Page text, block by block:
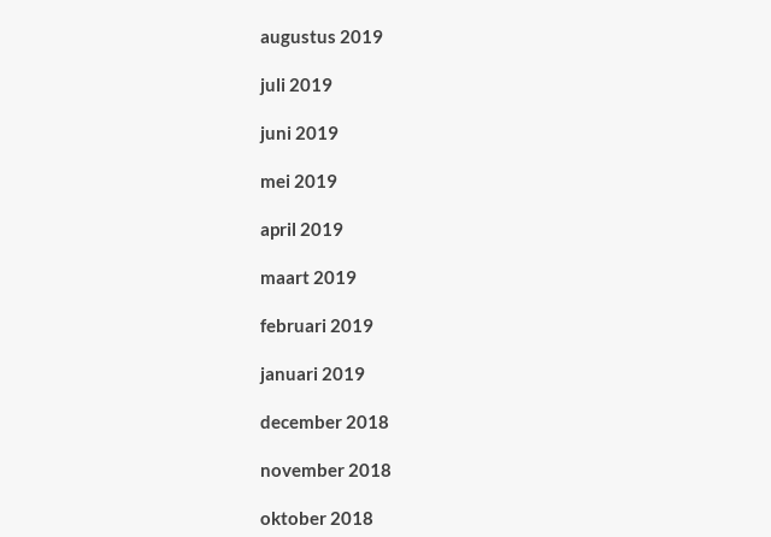
augustus 2019
juli 2019
juni 2019
mei 2019
april 2019
maart 2019
februari 2019
januari 2019
december 2018
november 2018
oktober 2018